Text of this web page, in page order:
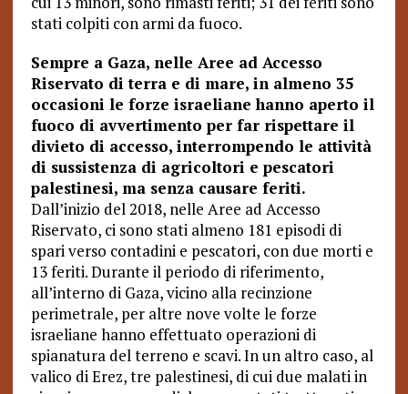
stati colpiti con armi da fuoco.
Sempre a Gaza, nelle Aree ad Accesso
Riservato di terra e di mare, in almeno 35
occasioni le forze israeliane hanno aperto il
fuoco di avvertimento per far rispettare il
divieto di accesso, interrompendo le attività
di sussistenza di agricoltori e pescatori
palestinesi, ma senza causare feriti.
Dall’inizio del 2018, nelle Aree ad Accesso
Riservato, ci sono stati almeno 181 episodi di
spari verso contadini e pescatori, con due morti e
13 feriti. Durante il periodo di riferimento,
all’interno di Gaza, vicino alla recinzione
perimetrale, per altre nove volte le forze
israeliane hanno effettuato operazioni di
spianatura del terreno e scavi. In un altro caso, al
valico di Erez, tre palestinesi, di cui due malati in